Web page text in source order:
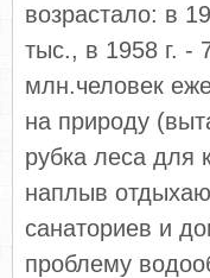
возрастало: в
тыс., в 1958 г. -
млн.человек
на природу
рубка леса для
наплыв
санаториев и
проблему